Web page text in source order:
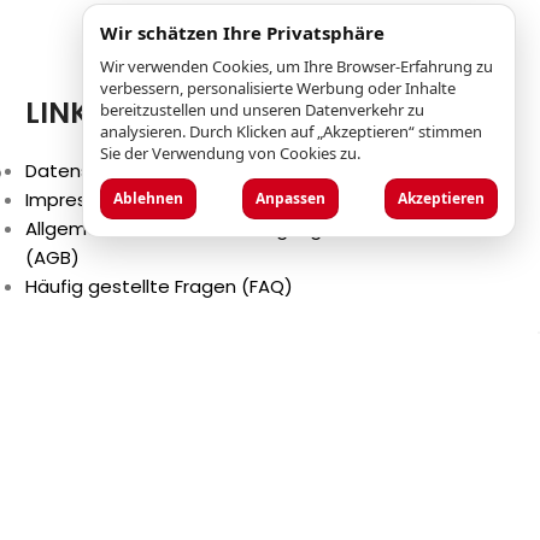
LINKS
Datenschutzbestimmungen
Impressum
Allgemeine Geschäftsbedingungen
(AGB)
Häufig gestellte Fragen (FAQ)
Wir schätzen Ihre Privatsphäre
Wir verwenden Cookies, um Ihre Browser-Erfahrung zu
verbessern, personalisierte Werbung oder Inhalte
bereitzustellen und unseren Datenverkehr zu
analysieren. Durch Klicken auf „Akzeptieren“ stimmen
Sie der Verwendung von Cookies zu.
Ablehnen Anpassen Akzeptieren